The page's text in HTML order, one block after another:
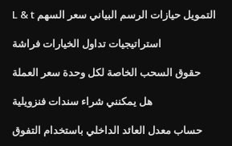
L & t التمويل حيازات الرسم البياني سعر السهم
استراتيجيات تداول الخيارات فراشة
حقوق السحب الخاصة لكل وحدة سعر العملة
هل يمكنني شراء سندات فنزويلية
حساب معدل العائد الداخلي باستخدام التفوق